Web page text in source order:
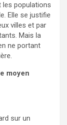
les populations
Elle se justifie
villes et par
Mais la
ne portant
moyen
sur un